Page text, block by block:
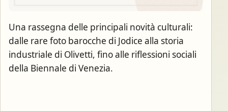
Una rassegna delle principali novità culturali:
dalle rare foto barocche di Jodice alla storia
industriale di Olivetti, fino alle riflessioni sociali
della Biennale di Venezia.